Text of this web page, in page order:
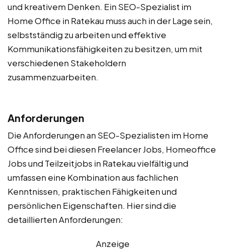
und kreativem Denken. Ein SEO-Spezialist im
Home Office in Ratekau muss auch in der Lage sein,
selbstständig zu arbeiten und effektive
Kommunikationsfähigkeiten zu besitzen, um mit
verschiedenen Stakeholdern
zusammenzuarbeiten.
Anforderungen
Die Anforderungen an SEO-Spezialisten im Home
Office sind bei diesen Freelancer Jobs, Homeoffice
Jobs und Teilzeitjobs in Ratekau vielfältig und
umfassen eine Kombination aus fachlichen
Kenntnissen, praktischen Fähigkeiten und
persönlichen Eigenschaften. Hier sind die
detaillierten Anforderungen:
Anzeige